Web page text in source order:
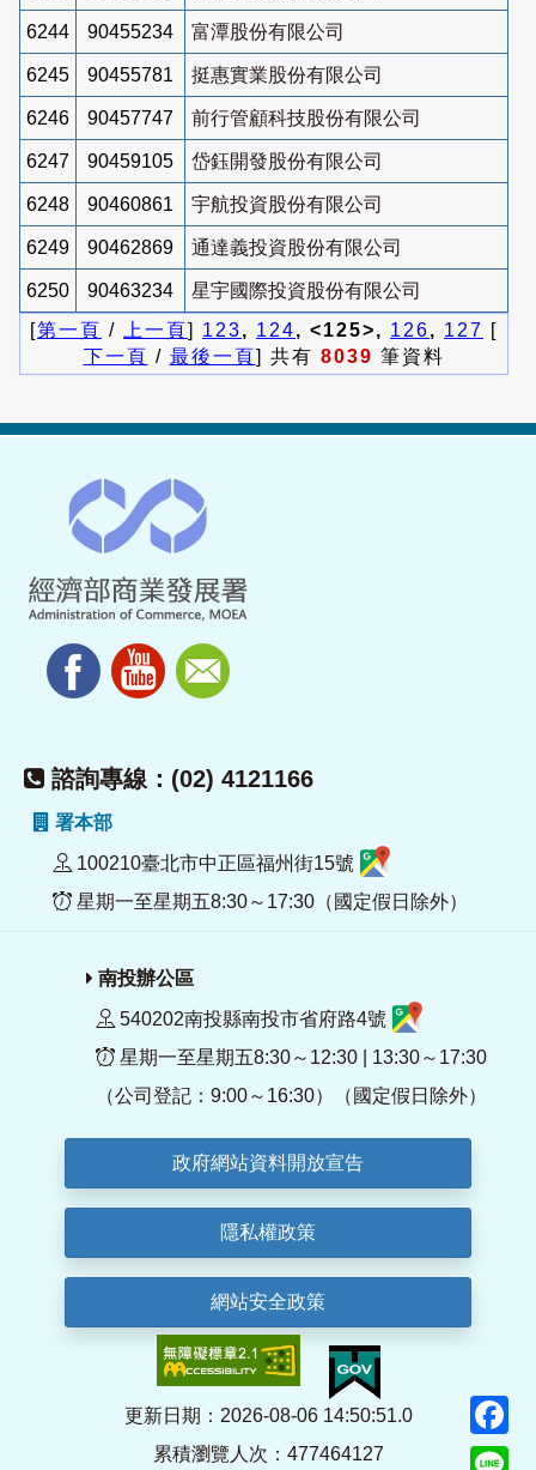
6244 90455234 富潭股份有限公司
6245 90455781 挺惠實業股份有限公司
6246 90457747 前行管顧科技股份有限公司
6247 90459105 岱鈺開發股份有限公司
6248 90460861 宇航投資股份有限公司
6249 90462869 通達義投資股份有限公司
6250 90463234
星宇國際投資股份有限公司
[第一頁 / 上一頁] 123, 124, <125>, 126, 127 [
下一頁 / 最後一頁] 共有 8039 筆資料
諮詢專線：(02) 4121166
署本部
100210臺北市中正區福州街15號
星期一至星期五8:30～17:30（國定假日除外）
南投辦公區
540202南投縣南投市省府路4號
星期一至星期五8:30～12:30 | 13:30～17:30
（公司登記：9:00～16:30）（國定假日除外）
政府網站資料開放宣告
隱私權政策
網站安全政策
更新日期：2026-08-06 14:50:51.0
累積瀏覽人次：477464127